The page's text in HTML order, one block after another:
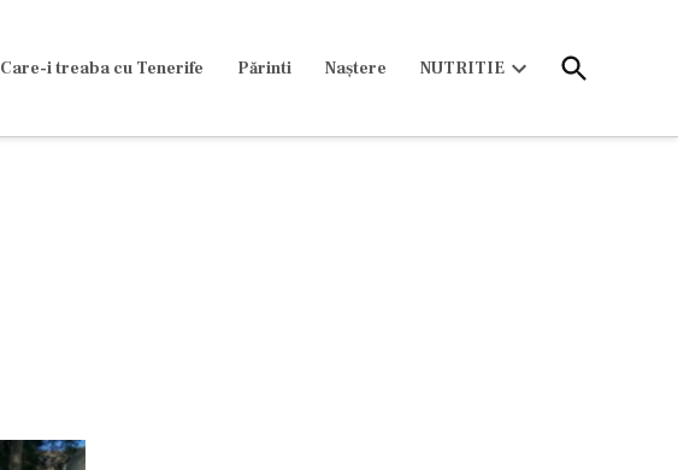
Care-i treaba cu Tenerife Părinti Naștere NUTRITIE
Open
Search